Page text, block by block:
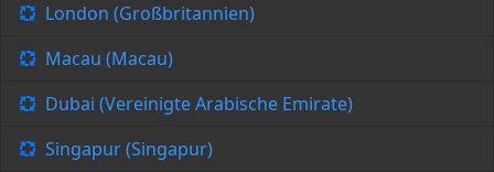
London (Großbritannien)
Macau (Macau)
Dubai (Vereinigte Arabische Emirate)
Singapur (Singapur)